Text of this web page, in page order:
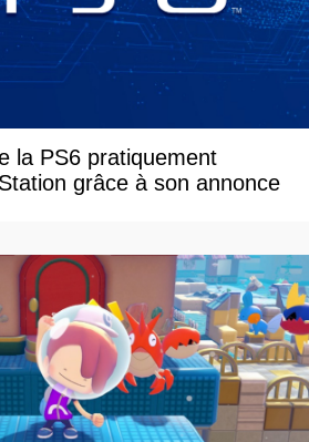
la PS6 pratiquement
grâce à son annonce